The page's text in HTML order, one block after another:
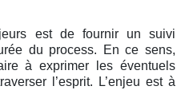
est de fournir un suivi
du process. En ce sens,
à exprimer les éventuels
l’esprit. L’enjeu est à